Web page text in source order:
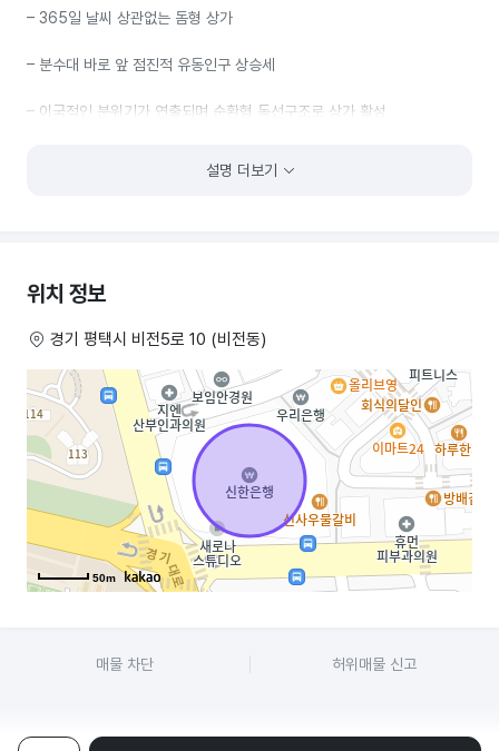
– 365일 날씨 상관없는 돔형 상가
– 분수대 바로 앞 점진적 유동인구 상승세
– 이국적인 분위기가 연출되며 순환형 동선구조로 상가 활성
평택상가임대,평택상가매매,평택상가직거래
설명 더보기
위치 정보
경기 평택시 비전5로 10 (비전동)
50m
매물 차단 허위매물 신고